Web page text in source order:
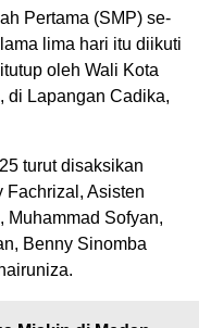
Pertama (SMP) se-
lima hari itu diikuti
oleh Wali Kota
di Lapangan Cadika,
turut disaksikan
Fachrizal, Asisten
Muhammad Sofyan,
Benny Sinomba